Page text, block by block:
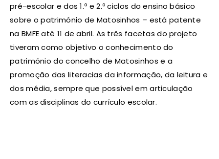
pré-escolar e dos 1.º e 2.º ciclos do ensino básico
sobre o património de Matosinhos – está patente
na BMFE até 11 de abril. As três facetas do projeto
tiveram como objetivo o conhecimento do
património do concelho de Matosinhos e a
promoção das literacias da informação, da leitura e
dos média, sempre que possível em articulação
com as disciplinas do currículo escolar.